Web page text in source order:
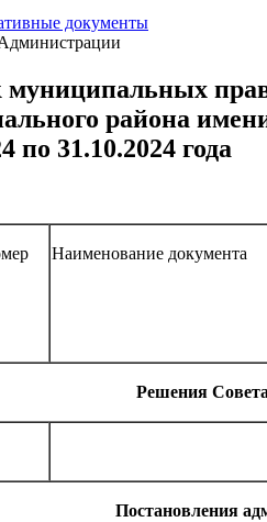
документы
района
по 31.10.2024 года
Наименование документа
Решения
Постановления